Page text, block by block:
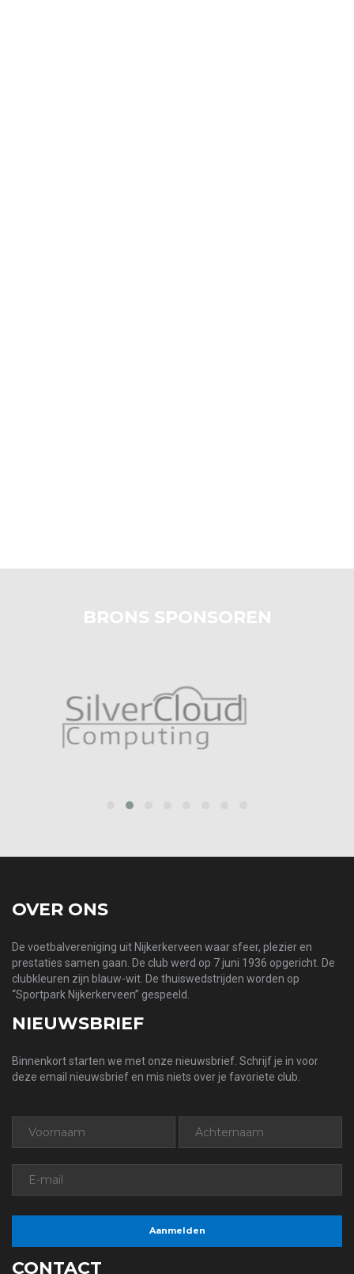
BRONS SPONSOREN
OVER ONS
De voetbalvereniging uit Nijkerkerveen waar sfeer, plezier en
prestaties samen gaan. De club werd op 7 juni 1936 opgericht. De
clubkleuren zijn blauw-wit. De thuiswedstrijden worden op
“Sportpark Nijkerkerveen” gespeeld.
NIEUWSBRIEF
Binnenkort starten we met onze nieuwsbrief. Schrijf je in voor
deze email nieuwsbrief en mis niets over je favoriete club.
CONTACT